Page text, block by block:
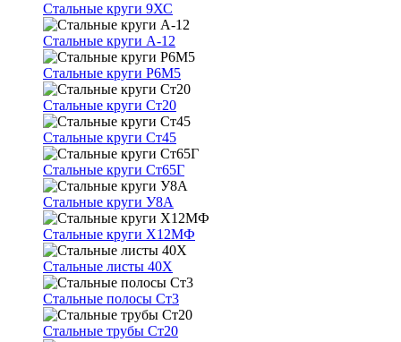
Стальные круги 9ХС
Стальные круги А-12
Стальные круги Р6М5
Стальные круги Ст20
Стальные круги Ст45
Стальные круги Ст65Г
Стальные круги У8А
Стальные круги Х12МФ
Стальные листы 40Х
Стальные полосы Ст3
Стальные трубы Ст20